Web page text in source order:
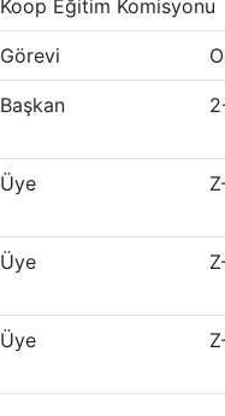
Koop Eğitim Komisyonu
Görevi
Başkan
Üye
Üye
Üye